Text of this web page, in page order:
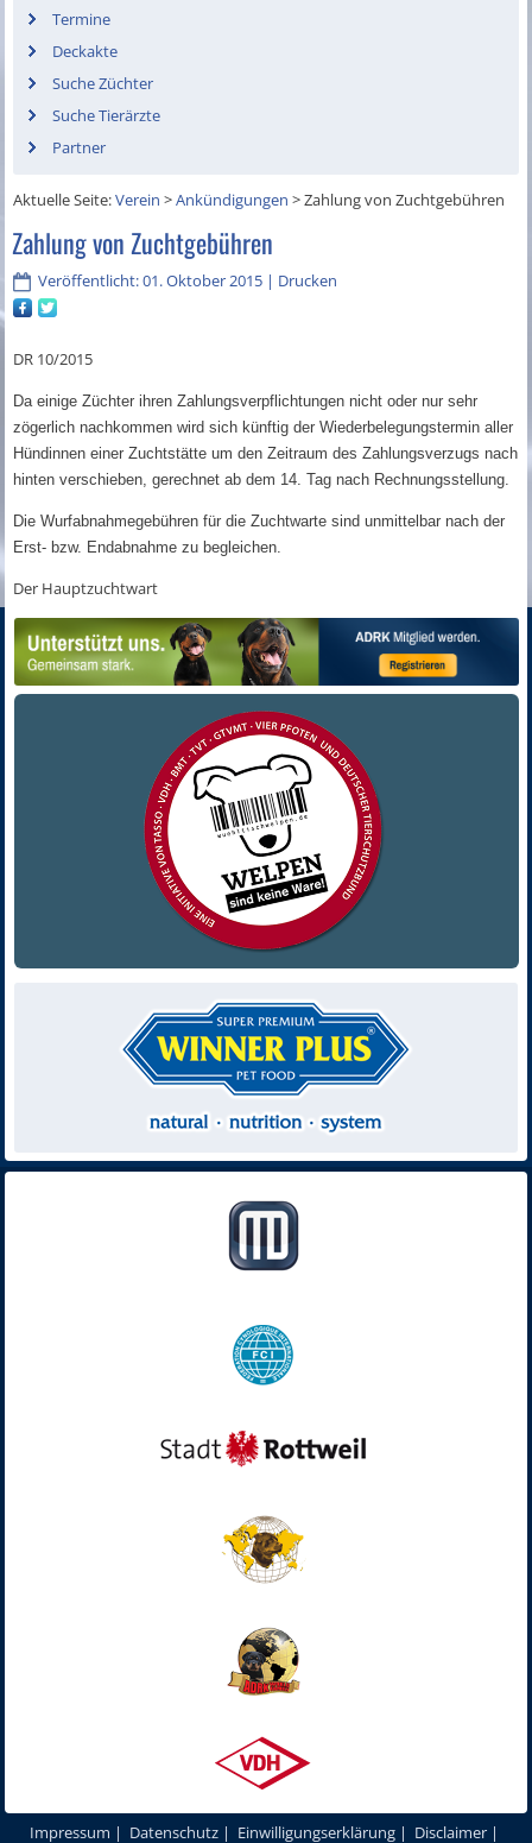
Termine
Deckakte
Suche Züchter
Suche Tierärzte
Partner
Aktuelle Seite:Verein >Ankündigungen >Zahlung von Zuchtgebühren
Zahlung von Zuchtgebühren
Veröffentlicht: 01. Oktober 2015 | Drucken
DR 10/2015
Da einige Züchter ihren Zahlungsverpflichtungen nicht oder nur sehr
zögerlich nachkommen wird sich künftig der Wiederbelegungstermin aller
Hündinnen einer Zuchtstätte um den Zeitraum des Zahlungsverzugs nach
hinten verschieben, gerechnet ab dem 14. Tag nach Rechnungsstellung.
Die Wurfabnahmegebühren für die Zuchtwarte sind unmittelbar nach der
Erst- bzw. Endabnahme zu begleichen.
Der Hauptzuchtwart
Impressum | Datenschutz | Einwilligungserklärung | Disclaimer |